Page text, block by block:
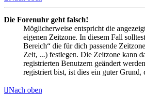
Die Forenuhr geht falsch!
Möglicherweise entspricht die
eigenen Zeitzone. In diesem Fall
Bereich“ die für dich passende
Zeit, ...) festlegen. Die Zeitzone kann
registrierten Benutzern geändert
registriert bist, ist dies ein guter Grund,
Nach oben